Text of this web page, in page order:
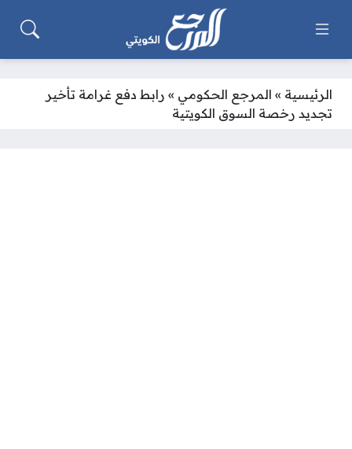
الرئيسية » المرجع الحكومي » رابط دفع غرامة تأخير
تجديد رخصة السوق الكويتية